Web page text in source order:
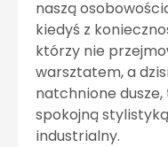
naszą
kiedyś z
którzy nie
warsztatem, a
natchnione
spokojną
industrialny.